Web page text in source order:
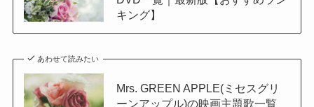
キング】
あわせて読みたい
Mrs. GREEN APPLE(ミセスグリ
ーンアップル)の映画主題歌一覧